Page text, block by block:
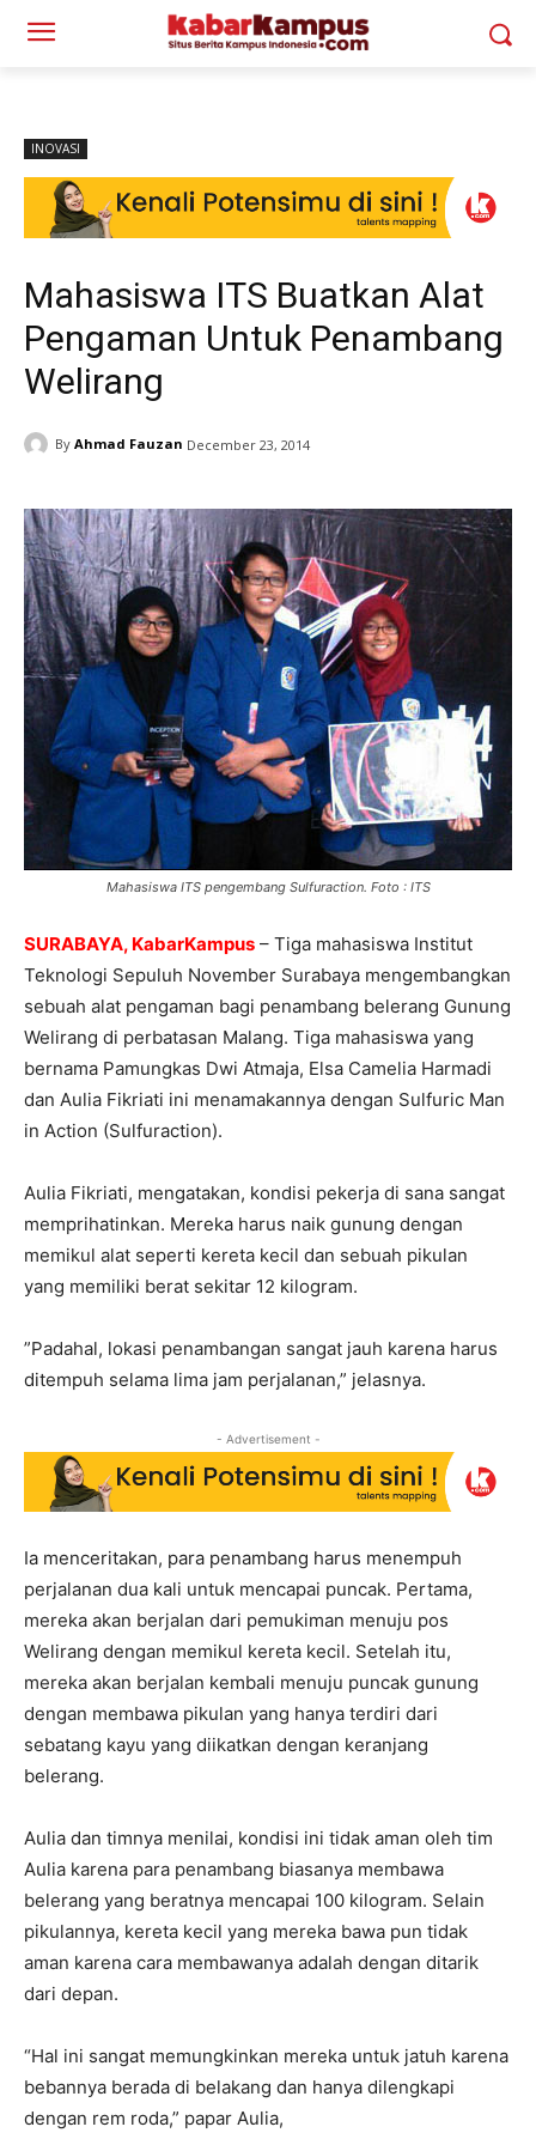
INOVASI
Mahasiswa ITS Buatkan Alat
Pengaman Untuk Penambang
Welirang
By Ahmad Fauzan December 23, 2014
Mahasiswa ITS pengembang Sulfuraction. Foto : ITS
SURABAYA, KabarKampus – Tiga mahasiswa Institut
Teknologi Sepuluh November Surabaya mengembangkan
sebuah alat pengaman bagi penambang belerang Gunung
Welirang di perbatasan Malang. Tiga mahasiswa yang
bernama Pamungkas Dwi Atmaja, Elsa Camelia Harmadi
dan Aulia Fikriati ini menamakannya dengan Sulfuric Man
in Action (Sulfuraction).
Aulia Fikriati, mengatakan, kondisi pekerja di sana sangat
memprihatinkan. Mereka harus naik gunung dengan
memikul alat seperti kereta kecil dan sebuah pikulan
yang memiliki berat sekitar 12 kilogram.
”Padahal, lokasi penambangan sangat jauh karena harus
ditempuh selama lima jam perjalanan,” jelasnya.
- Advertisement -
Ia menceritakan, para penambang harus menempuh
perjalanan dua kali untuk mencapai puncak. Pertama,
mereka akan berjalan dari pemukiman menuju pos
Welirang dengan memikul kereta kecil. Setelah itu,
mereka akan berjalan kembali menuju puncak gunung
dengan membawa pikulan yang hanya terdiri dari
sebatang kayu yang diikatkan dengan keranjang
belerang.
Aulia dan timnya menilai, kondisi ini tidak aman oleh tim
Aulia karena para penambang biasanya membawa
belerang yang beratnya mencapai 100 kilogram. Selain
pikulannya, kereta kecil yang mereka bawa pun tidak
aman karena cara membawanya adalah dengan ditarik
dari depan.
“Hal ini sangat memungkinkan mereka untuk jatuh karena
bebannya berada di belakang dan hanya dilengkapi
dengan rem roda,” papar Aulia,